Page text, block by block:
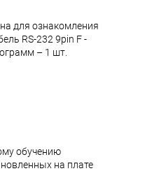
для ознакомления
RS-232 9pin F -
– 1 шт.
обучению
на плате